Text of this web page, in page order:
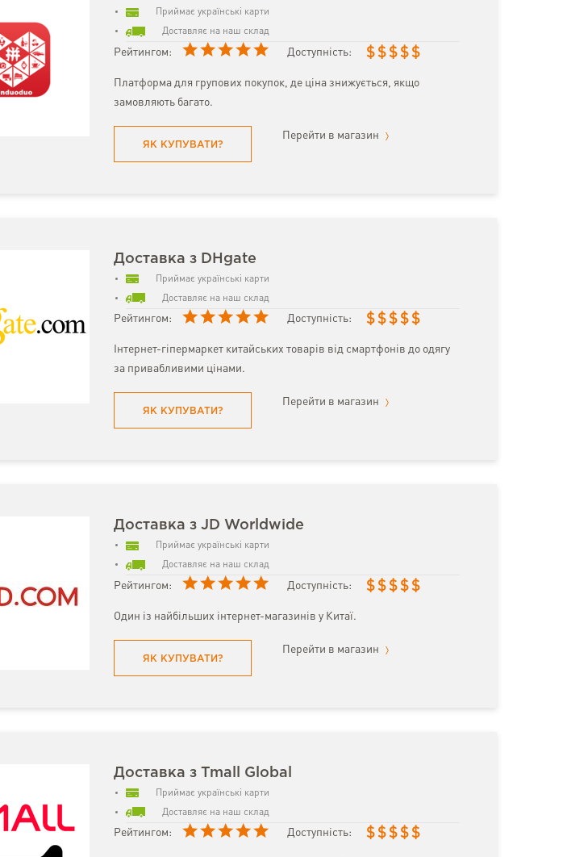
Приймає українські карти
Доставляє на наш склад
Рейтингом: Доступність: $ $ $ $ $
Платформа для групових покупок, де ціна знижується, якщо
замовляють багато.
ЯК КУПУВАТИ?
Перейти в магазин
Доставка з DHgate
Приймає українські карти
Доставляє на наш склад
Рейтингом: Доступність: $ $ $ $ $
Інтернет-гіпермаркет китайських товарів від смартфонів до одягу
за привабливими цінами.
ЯК КУПУВАТИ?
Перейти в магазин
Доставка з JD Worldwide
Приймає українські карти
Доставляє на наш склад
Рейтингом: Доступність: $ $ $ $ $
Один із найбільших інтернет-магазинів у Китаї.
ЯК КУПУВАТИ?
Перейти в магазин
Доставка з Tmall Global
Приймає українські карти
Доставляє на наш склад
Рейтингом: Доступність: $ $ $ $ $